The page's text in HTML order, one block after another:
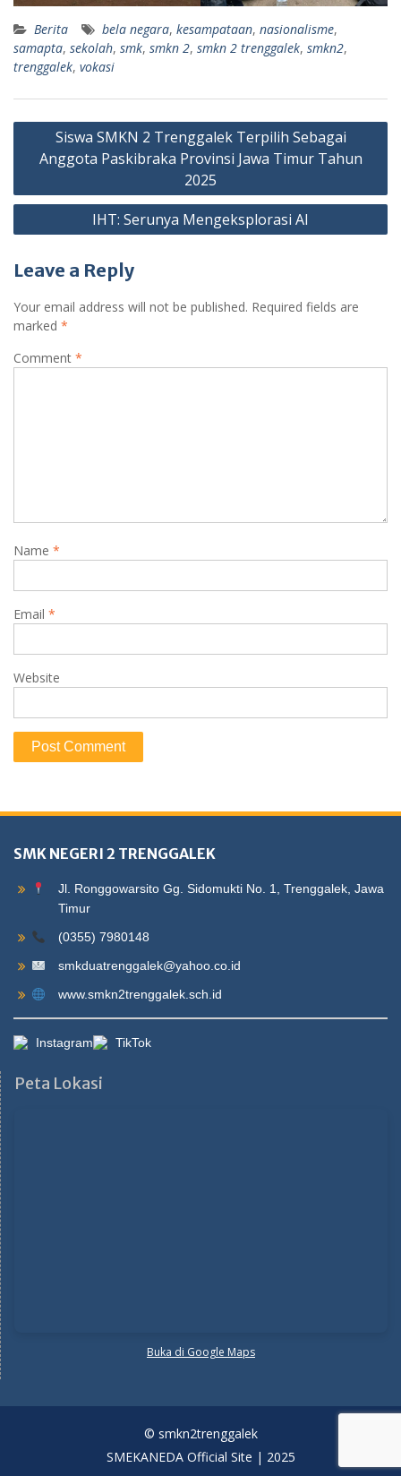
Berita bela negara, kesampataan, nasionalisme,
samapta, sekolah, smk, smkn 2, smkn 2 trenggalek, smkn2,
trenggalek, vokasi
Post
navigation
Siswa SMKN 2 Trenggalek Terpilih Sebagai
Anggota Paskibraka Provinsi Jawa Timur Tahun
2025
IHT: Serunya Mengeksplorasi AI
Leave a Reply
Your email address will not be published. Required fields are
marked *
Comment *
Name *
Email *
Website
SMK NEGERI 2 TRENGGALEK
Jl. Ronggowarsito Gg. Sidomukti No. 1, Trenggalek, Jawa
Timur
(0355) 7980148
smkduatrenggalek@yahoo.co.id
www.smkn2trenggalek.sch.id
Instagram TikTok
Peta Lokasi
Buka di Google Maps
© smkn2trenggalek
SMEKANEDA Official Site | 2025